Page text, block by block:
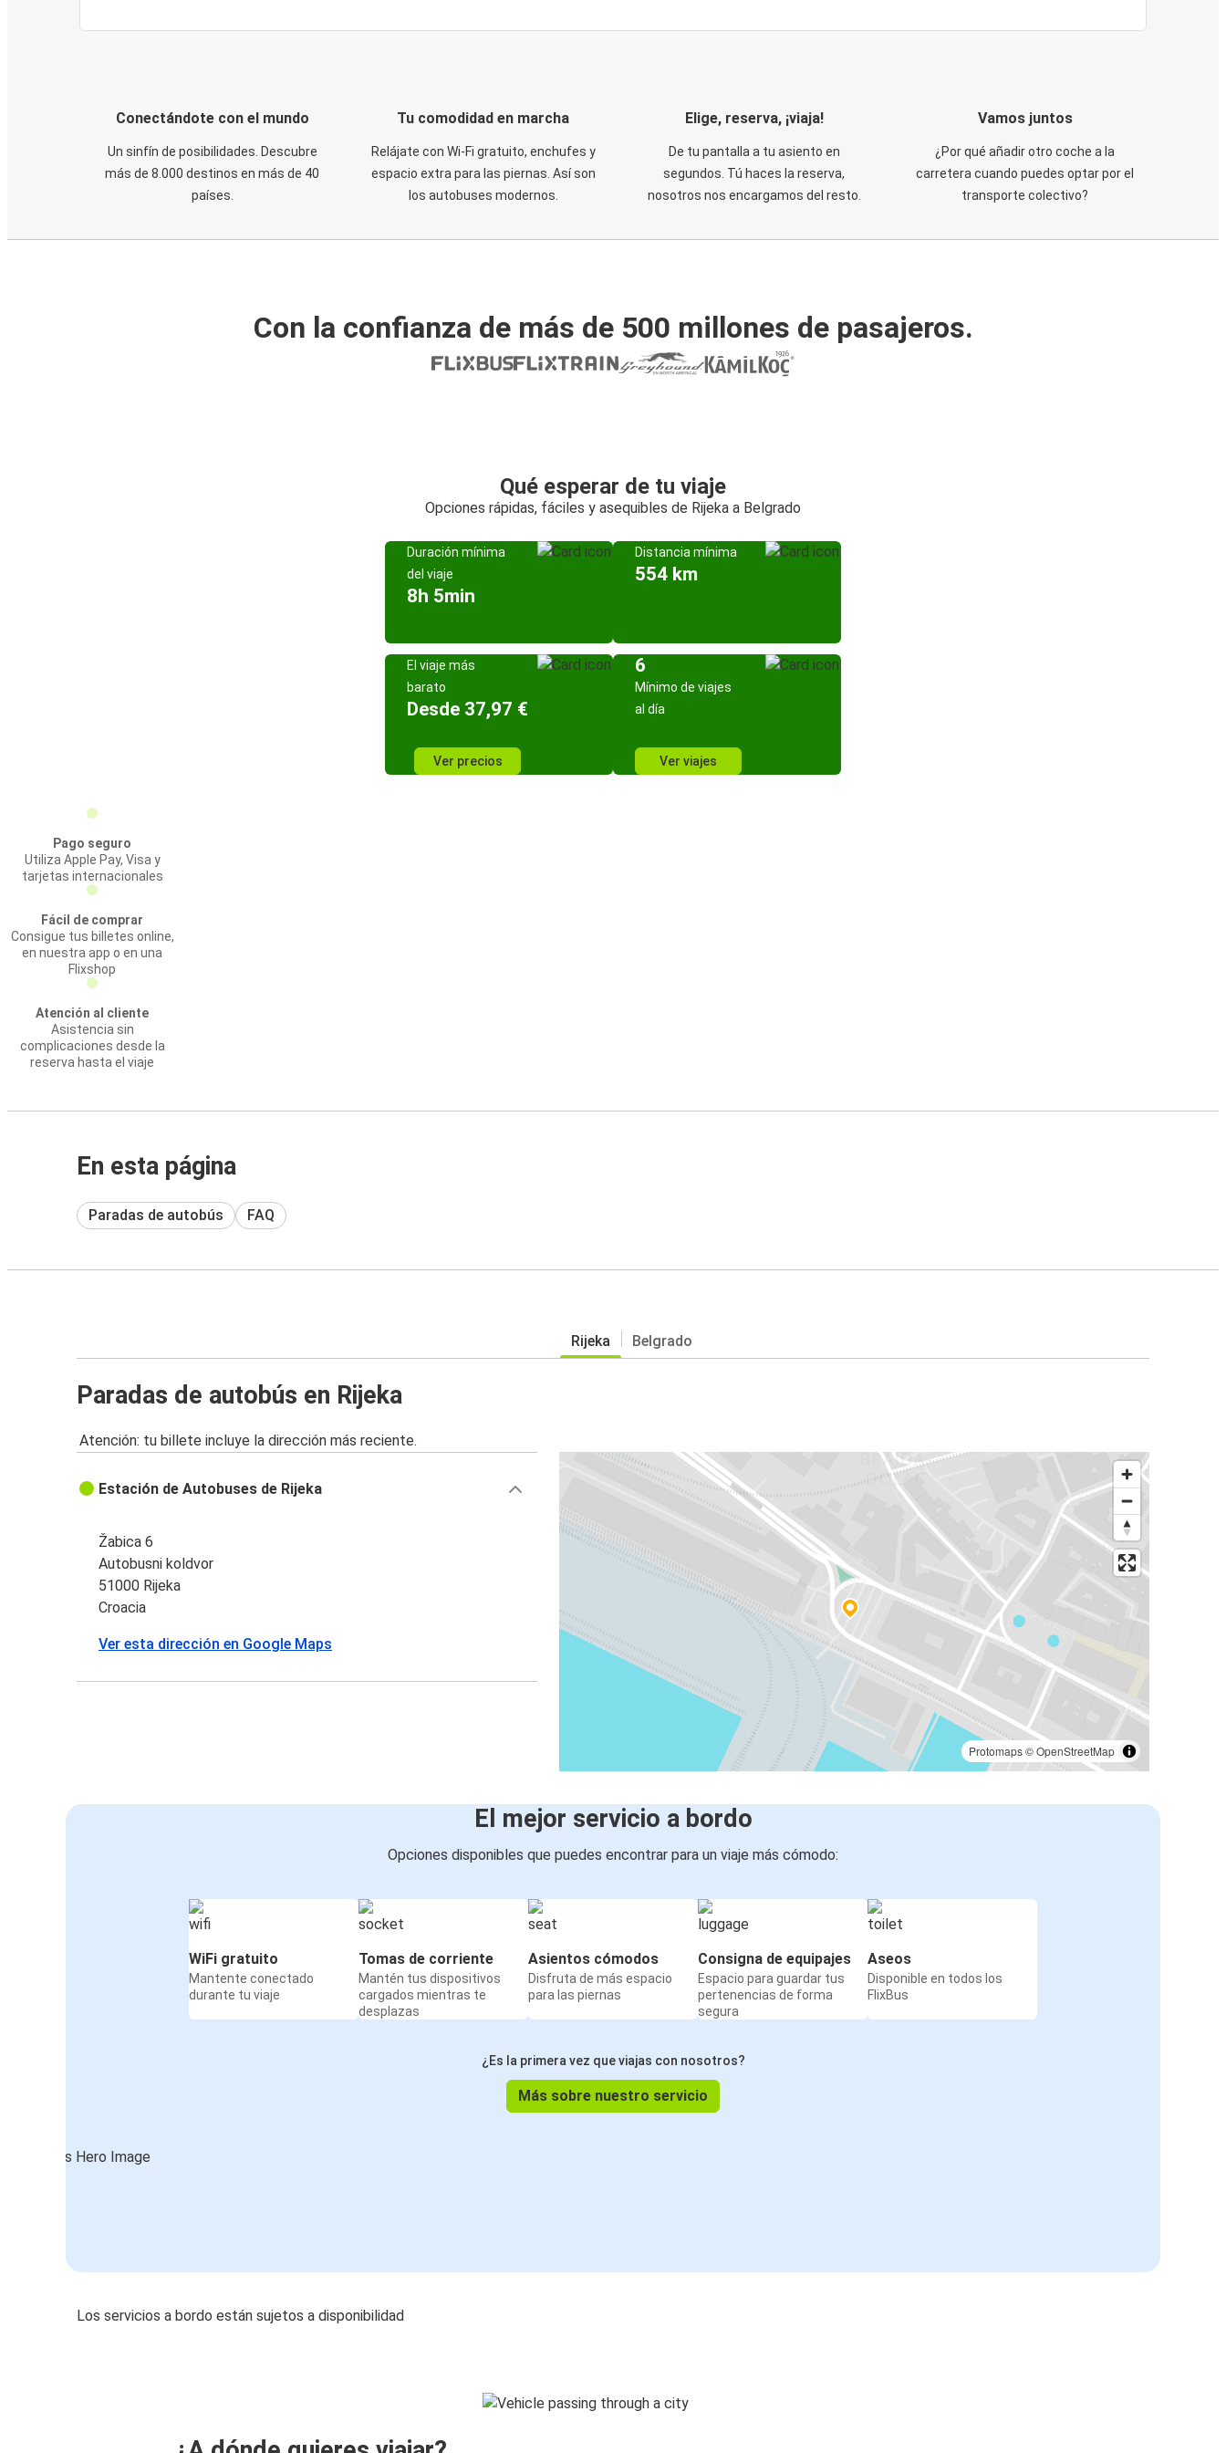
Conectándote con el mundo
Un sinfín de posibilidades. Descubre
más de 8.000 destinos en más de 40
países.
Tu comodidad en marcha
Relájate con Wi-Fi gratuito, enchufes y
espacio extra para las piernas. Así son
los autobuses modernos.
Elige, reserva, ¡viaja!
De tu pantalla a tu asiento en
segundos. Tú haces la reserva,
nosotros nos encargamos del resto.
Vamos juntos
¿Por qué añadir otro coche a la
carretera cuando puedes optar por el
transporte colectivo?
Con la confianza de más de 500 millones de pasajeros.
Qué esperar de tu viaje
Opciones rápidas, fáciles y asequibles de Rijeka a Belgrado
Duración mínima
del viaje
8h 5min
Distancia mínima
554 km
El viaje más
barato
Desde 37,97 €
Ver precios
6
Mínimo de viajes
al día
Ver viajes
Pago seguro
Utiliza Apple Pay, Visa y
tarjetas internacionales
Fácil de comprar
Consigue tus billetes online,
en nuestra app o en una
Flixshop
Atención al cliente
Asistencia sin
complicaciones desde la
reserva hasta el viaje
En esta página
Paradas de autobús FAQ
Rijeka Belgrado
Paradas de autobús en Rijeka
Atención: tu billete incluye la dirección más reciente.
Protomaps©OpenStreetMap
Estación de Autobuses de Rijeka
Žabica 6
Autobusni koldvor
51000 Rijeka
Croacia
Ver esta dirección en Google Maps
El mejor servicio a bordo
Opciones disponibles que puedes encontrar para un viaje más cómodo:
WiFi gratuito
Mantente conectado
durante tu viaje
Tomas de corriente
Mantén tus dispositivos
cargados mientras te
desplazas
Asientos cómodos
Disfruta de más espacio
para las piernas
Consigna de equipajes
Espacio para guardar tus
pertenencias de forma
segura
Aseos
Disponible en todos los
FlixBus
¿Es la primera vez que viajas con nosotros?
Más sobre nuestro servicio
Los servicios a bordo están sujetos a disponibilidad